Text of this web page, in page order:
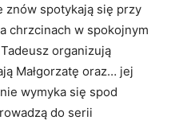
znów spotykają się przy
chrzcinach w spokojnym
organizują
Małgorzatę oraz… jej
wymyka się spod
do serii